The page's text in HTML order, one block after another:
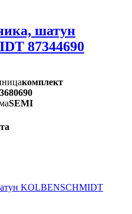
шатун
87344690
комплект
SEMI